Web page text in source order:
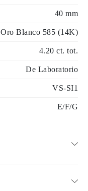
40 mm
Oro Blanco 585 (14K)
4.20 ct. tot.
De Laboratorio
VS-SI1
E/F/G